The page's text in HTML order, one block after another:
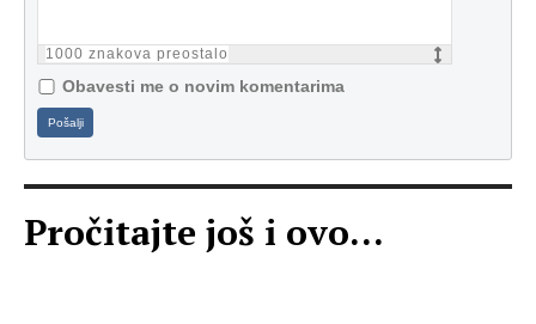
1000 znakova preostalo
Obavesti me o novim komentarima
Pošalji
Pročitajte još i ovo...